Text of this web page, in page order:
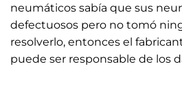
neumáticos sabía que sus
defectuosos pero no tomó
resolverlo, entonces el
puede ser responsable de los